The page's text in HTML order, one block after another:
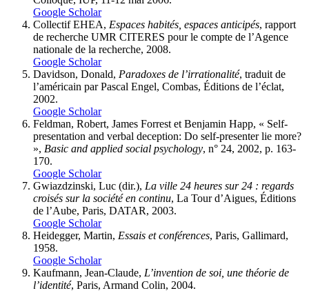
Google Scholar
Collectif EHEA, Espaces habités, espaces anticipés, rapport
de recherche UMR CITERES pour le compte de l’Agence
nationale de la recherche, 2008.
Google Scholar
Davidson, Donald, Paradoxes de l’irrationalité, traduit de
l’américain par Pascal Engel, Combas, Éditions de l’éclat,
2002.
Google Scholar
Feldman, Robert, James Forrest et Benjamin Happ, « Self-
presentation and verbal deception: Do self-presenter lie more?
», Basic and applied social psychology, n° 24, 2002, p. 163-
170.
Google Scholar
Gwiazdzinski, Luc (dir.), La ville 24 heures sur 24 : regards
croisés sur la société en continu, La Tour d’Aigues, Éditions
de l’Aube, Paris, DATAR, 2003.
Google Scholar
Heidegger, Martin, Essais et conférences, Paris, Gallimard,
1958.
Google Scholar
Kaufmann, Jean-Claude, L’invention de soi, une théorie de
l’identité, Paris, Armand Colin, 2004.